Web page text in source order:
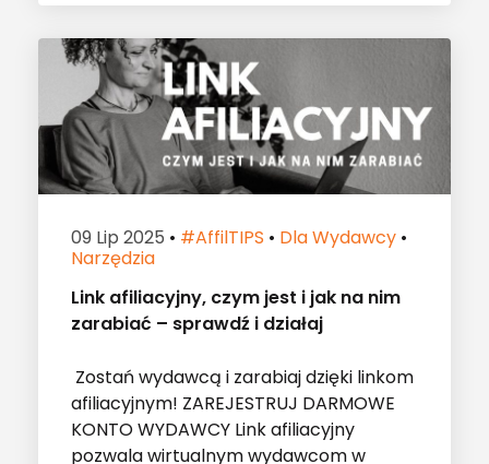
09 Lip 2025 • #affilTIPS • Dla Wydawcy •
Narzędzia
Link afiliacyjny, czym jest i jak na nim
zarabiać – sprawdź i działaj
Zostań wydawcą i zarabiaj dzięki linkom
afiliacyjnym! ZAREJESTRUJ DARMOWE
KONTO WYDAWCY Link afiliacyjny
pozwala wirtualnym wydawcom w